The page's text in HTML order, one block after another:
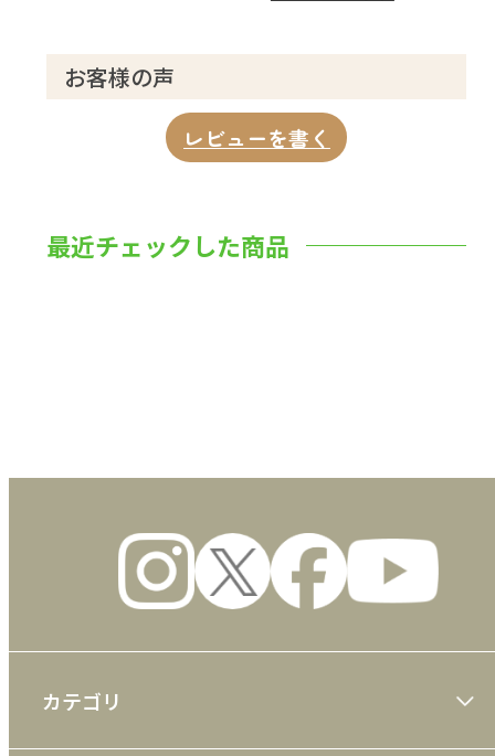
お客様の声
レビューを書く
最近チェックした商品
カテゴリ